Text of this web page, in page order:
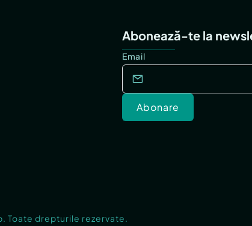
Abonează-te la
Email
Abonare
Toate drepturile rezervate.